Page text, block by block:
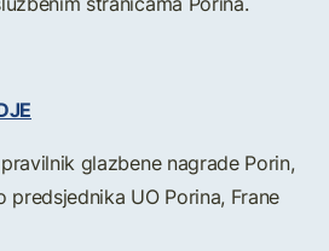
glazbene nagrade Porin,
UO Porina, Frane